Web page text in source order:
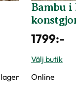
Bambu i
1799:-
Välj butik
Online